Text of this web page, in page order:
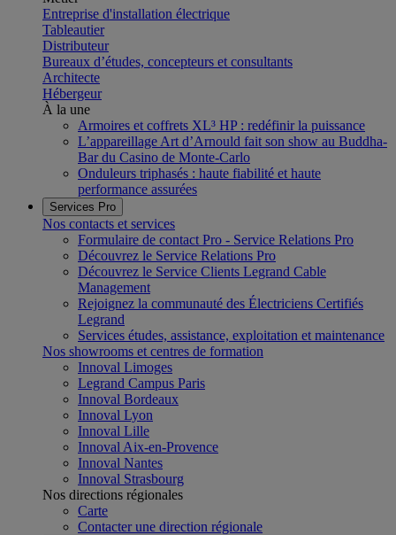
Entreprise d'installation électrique
Tableautier
Distributeur
Bureaux d’études, concepteurs et consultants
Architecte
Hébergeur
À la une
Armoires et coffrets XL³ HP : redéfinir la puissance
L’appareillage Art d’Arnould fait son show au Buddha-
Bar du Casino de Monte-Carlo
Onduleurs triphasés : haute fiabilité et haute
performance assurées
Services Pro
Nos contacts et services
Formulaire de contact Pro - Service Relations Pro
Découvrez le Service Relations Pro
Découvrez le Service Clients Legrand Cable
Management
Rejoignez la communauté des Électriciens Certifiés
Legrand
Services études, assistance, exploitation et maintenance
Nos showrooms et centres de formation
Innoval Limoges
Legrand Campus Paris
Innoval Bordeaux
Innoval Lyon
Innoval Lille
Innoval Aix-en-Provence
Innoval Nantes
Innoval Strasbourg
Nos directions régionales
Carte
Contacter une direction régionale